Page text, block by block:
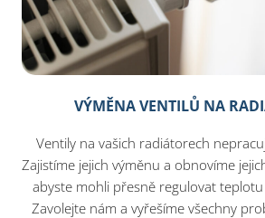
VÝMĚNA VENTILŮ NA
Ventily na vašich radiátorech
Zajistíme jejich výměnu a obnovíme
abyste mohli přesně regulovat
Zavolejte nám a vyřešíme všechny